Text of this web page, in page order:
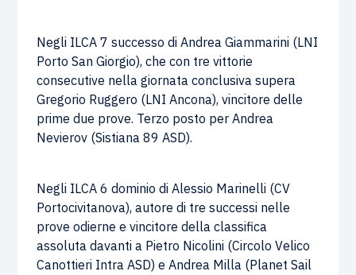
Negli ILCA 7 successo di Andrea Giammarini (LNI
Porto San Giorgio), che con tre vittorie
consecutive nella giornata conclusiva supera
Gregorio Ruggero (LNI Ancona), vincitore delle
prime due prove. Terzo posto per Andrea
Nevierov (Sistiana 89 ASD).
Negli ILCA 6 dominio di Alessio Marinelli (CV
Portocivitanova), autore di tre successi nelle
prove odierne e vincitore della classifica
assoluta davanti a Pietro Nicolini (Circolo Velico
Canottieri Intra ASD) e Andrea Milla (Planet Sail